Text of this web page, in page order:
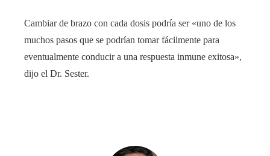
Cambiar de brazo con cada dosis podría ser «uno de los
muchos pasos que se podrían tomar fácilmente para
eventualmente conducir a una respuesta inmune exitosa»,
dijo el Dr. Sester.